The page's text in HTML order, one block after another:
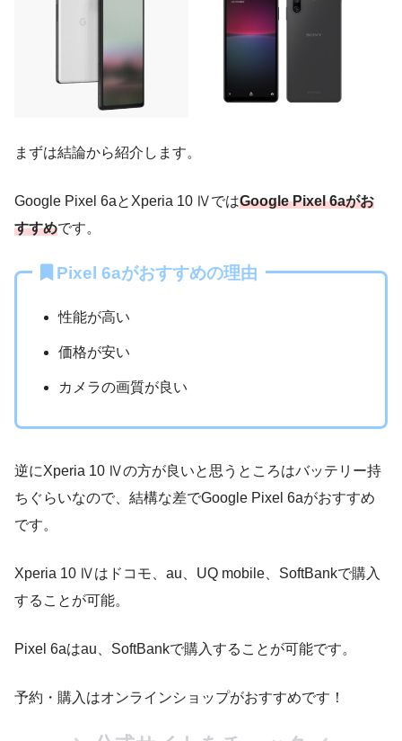
まずは結論から紹介します。
Google Pixel 6aとXperia 10 ⅣではGoogle Pixel 6aがお
すすめです。
Pixel 6aがおすすめの理由
性能が高い
価格が安い
カメラの画質が良い
逆にXperia 10 Ⅳの方が良いと思うところはバッテリー持
ちぐらいなので、結構な差でGoogle Pixel 6aがおすすめ
です。
Xperia 10 Ⅳはドコモ、au、UQ mobile、SoftBankで購入
することが可能。
Pixel 6aはau、SoftBankで購入することが可能です。
予約・購入はオンラインショップがおすすめです！